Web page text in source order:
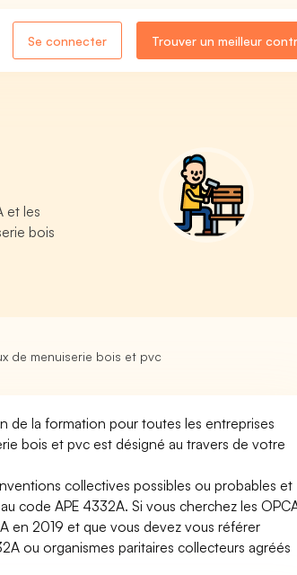
Se connecter Trouver un meilleur
et les
bois
de menuiserie bois et pvc
de la formation pour toutes les entreprises
bois et pvc est désigné au travers de votre
collectives possibles ou probables et
code APE 4332A. Si vous cherchez les
en 2019 et que vous devez vous référer
ou organismes paritaires collecteurs agréés